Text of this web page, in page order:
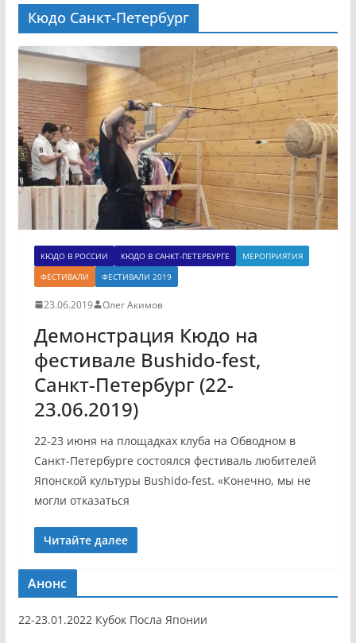
Кюдо Санкт-Петербург
КЮДО В РОССИИ КЮДО В САНКТ-ПЕТЕРБУРГЕ
МЕРОПРИЯТИЯ
ФЕСТИВАЛИ
ФЕСТИВАЛИ 2019
23.06.2019 Олег Акимов
Демонстрация Кюдо на
фестивале Bushido-fest,
Санкт-Петербург (22-
23.06.2019)
22-23 июня на площадках клуба на Обводном в
Санкт-Петербурге состоялся фестиваль любителей
Японской культуры Bushido-fest. «Конечно, мы не
могли отказаться
Читайте далее
Анонс
22-23.01.2022 Кубок Посла Японии